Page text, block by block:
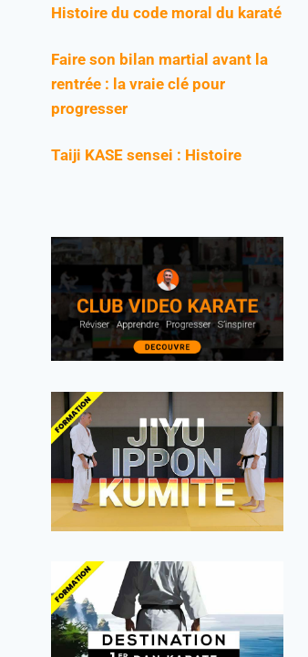
Histoire du code moral du karaté
Faire son bilan martial avant la
rentrée : la vraie clé pour
progresser
Taiji KASE sensei : Histoire